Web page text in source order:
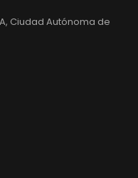
Ciudad Autónoma de